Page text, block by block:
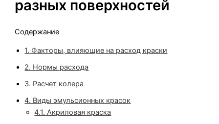
разных поверхностей
Содержание
1. Факторы, влияющие на расход краски
2. Нормы расхода
3. Расчет колера
4. Виды эмульсионных красок
4.1. Акриловая краска